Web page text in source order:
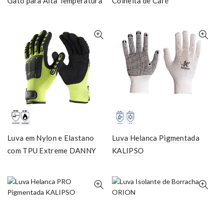
Luva em Nylon e Elastano
com TPU Extreme DANNY
Luva Helanca Pigmentada
KALIPSO